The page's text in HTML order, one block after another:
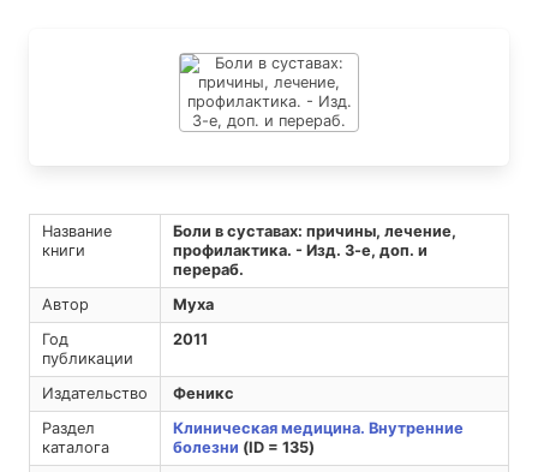
Название
книги
Боли в суставах: причины, лечение,
профилактика. - Изд. 3-е, доп. и
перераб.
Автор
Муха
Год
публикации
2011
Издательство
Феникс
Раздел
каталога
Клиническая медицина. Внутренние
болезни (ID = 135)